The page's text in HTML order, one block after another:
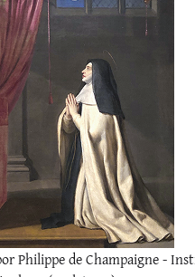
Philippe de Champaigne -